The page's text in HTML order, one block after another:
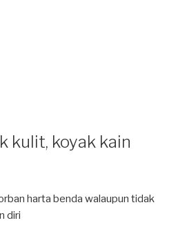
kulit, koyak kain
harta benda walaupun tidak
diri